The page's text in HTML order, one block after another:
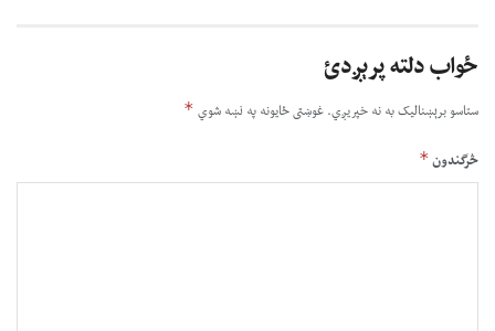
ځواب دلته پرېږدئ
ستاسو برېښناليک به نه خپريږي.غوښتى ځایونه په نښه شوي *
څرگندون*